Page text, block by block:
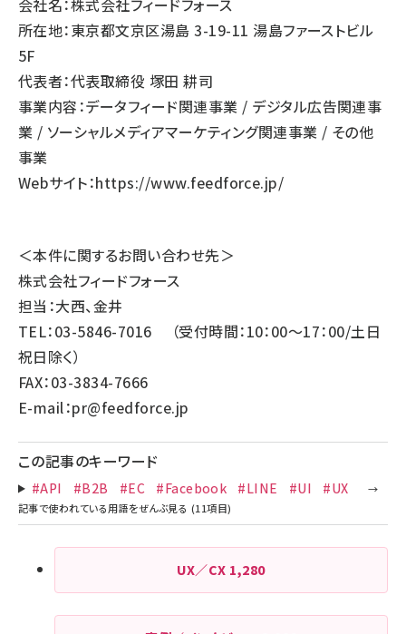
所在地：東京都文京区湯島 3-19-11 湯島ファーストビル
5F
代表者：代表取締役 塚田 耕司
事業内容：データフィード関連事業 / デジタル広告関連事
業 / ソーシャルメディアマーケティング関連事業 / その他
事業
Webサイト：https://www.feedforce.jp/
＜本件に関するお問い合わせ先＞
株式会社フィードフォース
担当：大西、金井
TEL：03-5846-7016 （受付時間：10：00～17：00/土日
祝日除く）
FAX：03-3834-7666
E-mail：pr@feedforce.jp
この記事のキーワード
#API #B2B #EC #Facebook #LINE #UI #UX
UX／CX 1,280